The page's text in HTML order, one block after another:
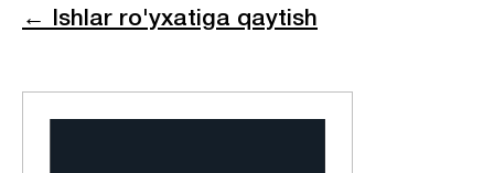
← Ishlar ro'yxatiga qaytish